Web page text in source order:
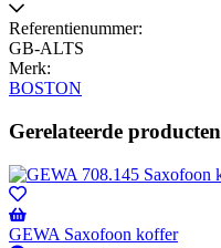
Referentienummer:
GB-ALTS
Merk:
BOSTON
Gerelateerde producten
GEWA Saxofoon koffer